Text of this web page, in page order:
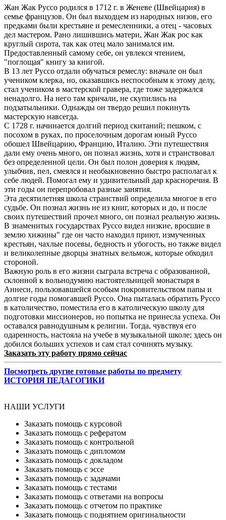
Жан Жак Руссо родился в 1712 г. в Женеве (Швейцария) в
семье французов. Он был выходцем из народных низов, его
предками были крестьяне и ремесленники, а отец - часовых
дел мастером. Рано лишившись матери, Жан Жак рос как
круглый сирота, так как отец мало занимался им.
Предоставленный самому себе, он увлекся чтением,
"поглощая" книгу за книгой.
В 13 лет Руссо отдали обучаться ремеслу: вначале он был
учеником клерка, но, оказавшись неспособным к этому делу,
стал учеником в мастерской гравера, где тоже задержался
ненадолго. На него там кричали, не скупились на
подзатыльники. Однажды он твердо решил покинуть
мастерскую навсегда.
С 1728 г. начинается долгий период скитаний; пешком, с
посохом в руках, по проселочным дорогам юный Руссо
обошел Швейцарию, Францию, Италию. Эти путешествия
дали ему очень много, он познал жизнь, хотя и странствовал
без определенной цели. Он был полон доверия к людям,
улыбчив, пел, смеялся и необыкновенно быстро располагал к
себе людей. Помогал ему и удивительный дар красноречия. В
эти годы он перепробовал разные занятия.
Эта десятилетняя школа странствий определила многое в его
судьбе. Он познал жизнь не из книг, которых и до, и после
своих путешествий прочел много, он познал реальную жизнь.
В знаменитых государствах Руссо видел низкие, вросшие в
землю хижины" где он часто находил приют, измученных
крестьян, чахлые посевы, бедность и убогость, но также видел
и великолепные дворцы знатных вельмож, которые обходил
стороной.
Важную роль в его жизни сыграла встреча с образованной,
склонной к вольнодумию настоятельницей монастыря в
Аннеси, пользовавшейся особым покровительством папы и
долгие годы помогавшей Руссо. Она пыталась обратить Руссо
в католичество, поместила его в католическую школу для
подготовки миссионеров, но попытка не принесла успеха. Он
оставался равнодушным к религии. Тогда, чувствуя его
одаренность, настояла на учебе в музыкальной школе; здесь он
добился больших успехов и сам стал сочинять музыку.
Заказать эту работу прямо сейчас
Посмотреть другие готовые работы по предмету
ИСТОРИЯ ПЕДАГОГИКИ
НАШИ УСЛУГИ
Заказать помощь с курсовой
Заказать помощь с рефератом
Заказать помощь с контрольной
Заказать помощь с дипломом
Заказать помощь с докладом
Заказать помощь с эссе
Заказать помощь с задачами
Заказать помощь с тестами
Заказать помощь с ответами на вопросы
Заказать помощь с отчетом по практике
Заказать помощь с поднятием оригинальности